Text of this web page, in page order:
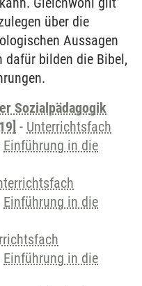
über die
Aussagen
dafür bilden die Bibel,
Sozialpädagogik
- Unterrichtsfach
Einführung in die
Einführung in die
Einführung in die